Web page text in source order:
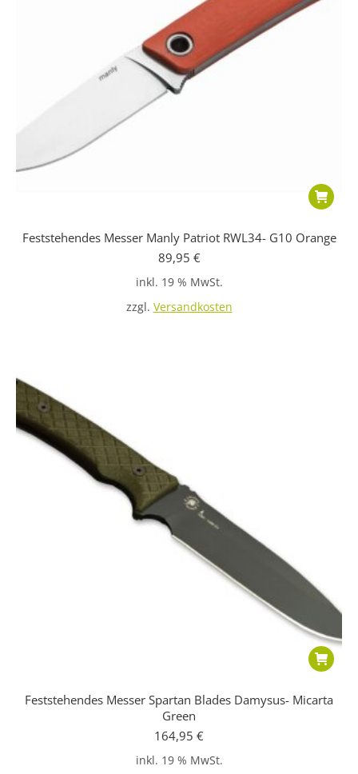
Feststehendes Messer Manly Patriot RWL34- G10 Orange
89,95 €
inkl. 19 % MwSt.
zzgl. Versandkosten
Feststehendes Messer Spartan Blades Damysus- Micarta
Green
164,95 €
inkl. 19 % MwSt.